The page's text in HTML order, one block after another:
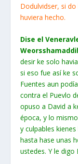
Dodulvidser, si
huviera hecho.
Dise el
desir ke solo
si eso fue así ke
Fuentes aun
contra el Puevlo
opuso a David a
época, y lo
y culpables
hasta hase unas
ustedes. Y le digo